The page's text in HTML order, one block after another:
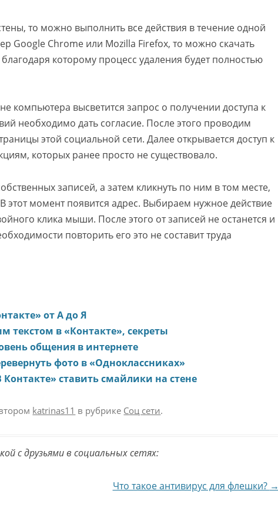
то можно выполнить все действия в течение одной
Google Chrome или Mozilla Firefox, то можно скачать
которому процесс удаления будет полностью
компьютера высветится запрос о получении доступа к
необходимо дать согласие. После этого проводим
этой социальной сети. Далее открывается доступ к
которых ранее просто не существовало.
записей, а затем кликнуть по ним в том месте,
этот момент появится адрес. Выбираем нужное действие
клика мыши. После этого от записей не останется и
повторить его это не составит труда
от А до Я
текстом в «Контакте», секреты
общения в интернете
фото в «Одноклассниках»
ставить смайлики на стене
katrinas11 в рубрике Соц сети.
с друзьями в социальных сетях:
Что такое антивирус для флешки? →